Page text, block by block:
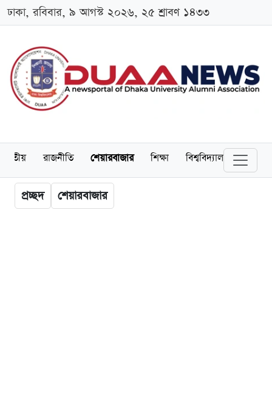
ঢাকা, রবিবার, ৯ আগস্ট ২০২৬, ২৫ শ্রাবণ ১৪৩৩
জাতীয় রাজনীতি শেয়ারবাজার শিক্ষা বিশ্ববিদ্যালয়
প্রচ্ছদ শেয়ারবাজার